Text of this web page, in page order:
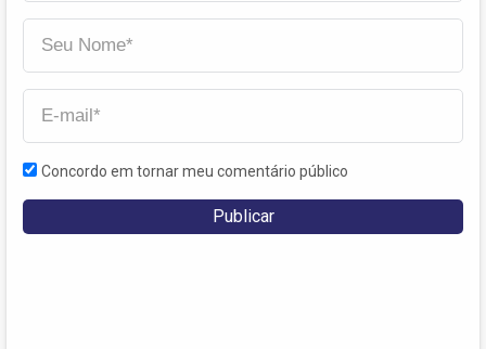
Concordo em tornar meu comentário público